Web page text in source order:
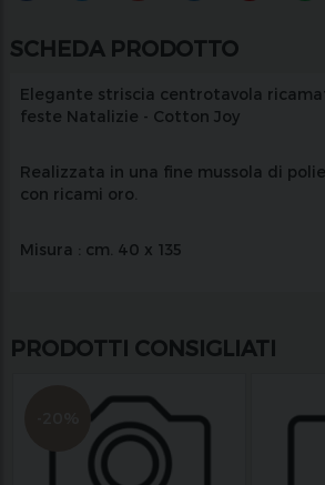
SCHEDA PRODOTTO
Elegante striscia centrotavola
feste Natalizie - Cotton Joy
Realizzata in una fine mussola di
con ricami oro.
Misura : cm. 40 x 135
PRODOTTI CONSIGLIATI